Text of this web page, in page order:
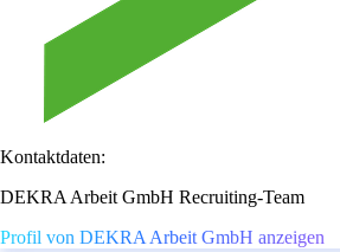
Kontaktdaten:
DEKRA Arbeit GmbH Recruiting-Team
Profil von DEKRA Arbeit GmbH anzeigen